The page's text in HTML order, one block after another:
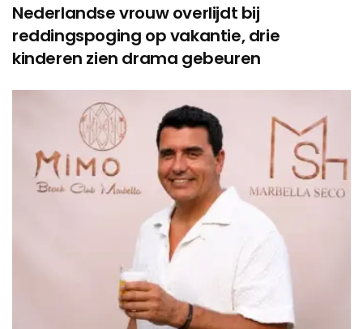
Nederlandse vrouw overlijdt bij
reddingspoging op vakantie, drie
kinderen zien drama gebeuren